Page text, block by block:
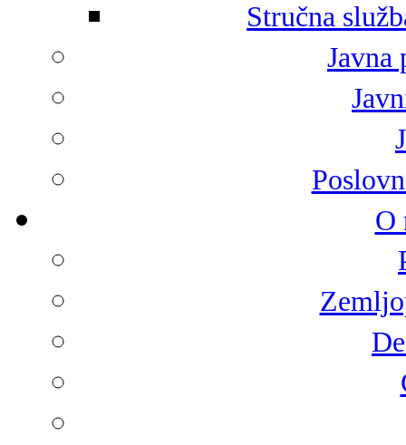
Stručna
Javna
O